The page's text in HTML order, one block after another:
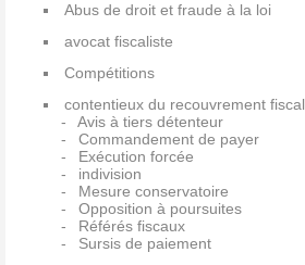
Abus de droit et fraude à la loi
avocat fiscaliste
Compétitions
contentieux du recouvrement fiscal
Avis à tiers détenteur
Commandement de payer
Exécution forcée
indivision
Mesure conservatoire
Opposition à poursuites
Référés fiscaux
Sursis de paiement